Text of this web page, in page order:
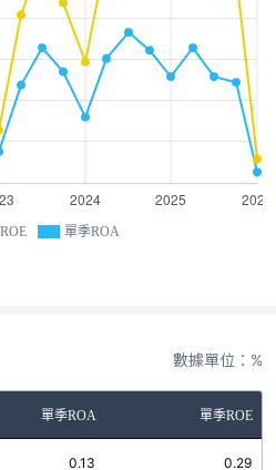
單季ROA
數據單位：%
單季ROA 單季ROE
0.13 0.29